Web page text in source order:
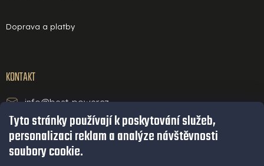
Tyto stránky používají k poskytování služeb,
personalizaci reklam a analýze návštěvnosti
soubory cookie.
Doprava a platby
KONTAKT
info@best-power.cz
technická podpora a servis
+420 771 234 568